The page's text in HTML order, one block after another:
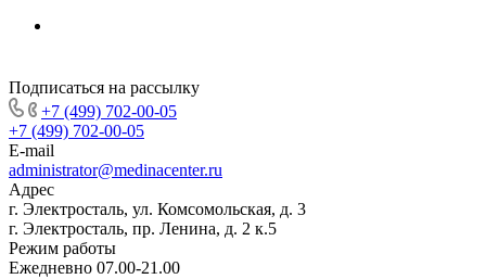
Подписаться на рассылку
+7 (499) 702-00-05
+7 (499) 702-00-05
E-mail
administrator@medinacenter.ru
Адрес
г. Электросталь, ул. Комсомольская, д. 3
г. Электросталь, пр. Ленина, д. 2 к.5
Режим работы
Ежедневно 07.00-21.00